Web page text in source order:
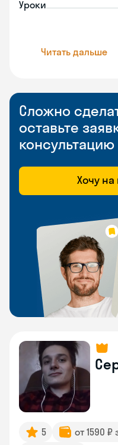
Уроки
Читать дальше
Сложно
оставьте
консультацию
Хочу
5 от 1590 ₽